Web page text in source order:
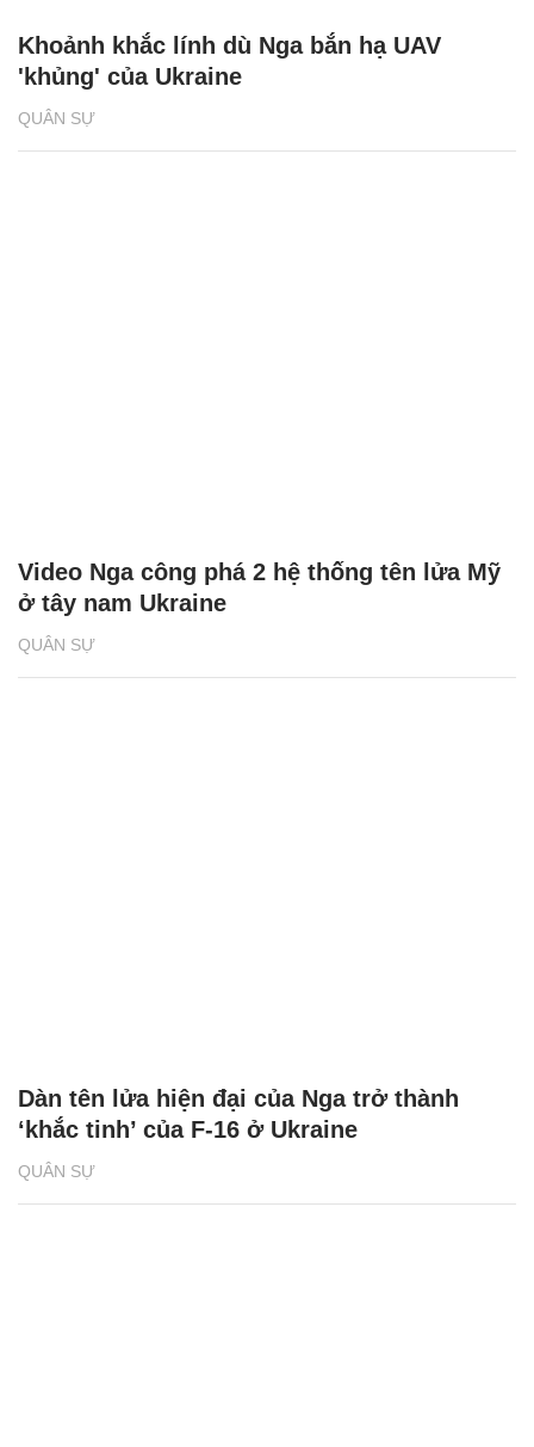
QUÂN SỰ
Khoảnh khắc lính dù Nga bắn hạ UAV
'khủng' của Ukraine
QUÂN SỰ
Video Nga công phá 2 hệ thống tên lửa Mỹ
ở tây nam Ukraine
QUÂN SỰ
Dàn tên lửa hiện đại của Nga trở thành
‘khắc tinh’ của F-16 ở Ukraine